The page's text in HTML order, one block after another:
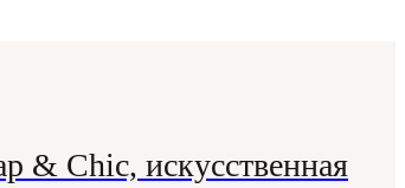
& Chic, искусственная